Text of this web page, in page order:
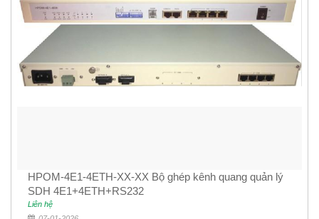
HPOM-4E1-4ETH-XX-XX Bộ ghép kênh quang quản lý
SDH 4E1+4ETH+RS232
Liên hệ